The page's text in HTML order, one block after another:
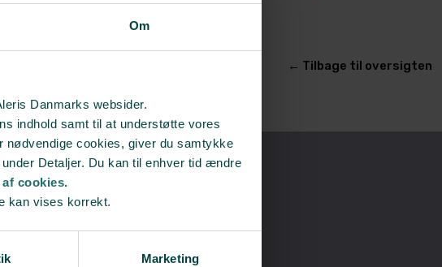
Om
Danmarks websider.
indhold samt til at understøtte vores
nødvendige cookies, giver du samtykke
Detaljer. Du kan til enhver tid ændre
cookies.
kan vises korrekt.
Marketing
samtaleforløb.
​← Tilbage til oversigten
hjælp